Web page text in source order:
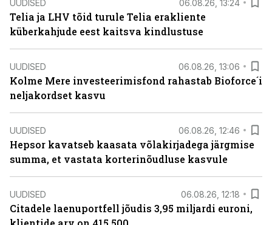
UUDISED 06.08.26, 13:24
Telia ja LHV tõid turule Telia erakliente
küberkahjude eest kaitsva kindlustuse
UUDISED 06.08.26, 13:06
Kolme Mere investeerimisfond rahastab Bioforce´i
neljakordset kasvu
UUDISED 06.08.26, 12:46
Hepsor kavatseb kaasata võlakirjadega järgmise
summa, et vastata korterinõudluse kasvule
UUDISED 06.08.26, 12:18
Citadele laenuportfell jõudis 3,95 miljardi euroni,